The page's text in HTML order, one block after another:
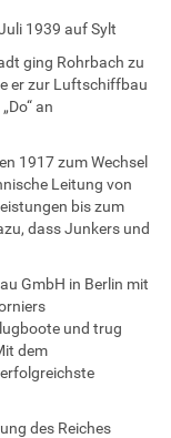
1939 auf Sylt
ging Rohrbach zu
er zur Luftschiffbau
an
1917 zum Wechsel
Leitung von
bis zum
dass Junkers und
GmbH in Berlin mit
und trug
dem
des Reiches